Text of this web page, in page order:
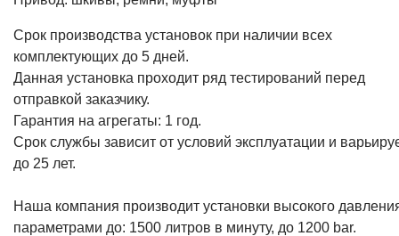
Срок производства установок при наличии всех
комплектующих до 5 дней.
Данная установка проходит ряд тестирований перед
отправкой заказчику.
Гарантия на агрегаты: 1 год.
Срок службы зависит от условий эксплуатации и
до 25 лет.
Наша компания производит установки высокого
параметрами до: 1500 литров в минуту, до 1200 bar.